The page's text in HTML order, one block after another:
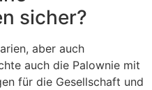
sicher?
aber auch
auch die Palownie mit
für die Gesellschaft und